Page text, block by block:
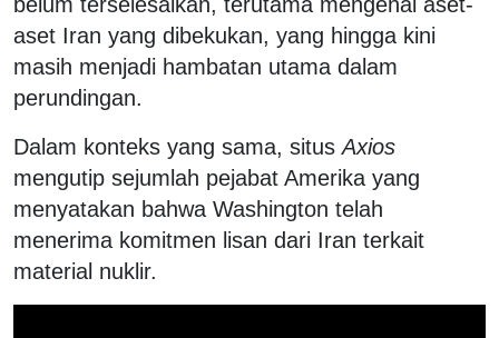
aset Iran yang dibekukan, yang hingga kini
masih menjadi hambatan utama dalam
perundingan.
Dalam konteks yang sama, situsAxios
mengutip sejumlah pejabat Amerika yang
menyatakan bahwa Washington telah
menerima komitmen lisan dari Iran terkait
material nuklir.